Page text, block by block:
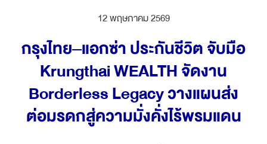
12 พฤษภาคม 2569
กรุงไทย–แอกซ่า ประกันชีวิต จับมือ
Krungthai WEALTH จัดงาน
Borderless Legacy วางแผนส่ง
ต่อมรดกสู่ความมั่งคั่งไร้พรมแดน